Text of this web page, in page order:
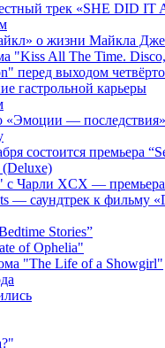
трек «SHE DID IT
о жизни Майкла
"Kiss All The Time.
перед выходом
гастрольной карьеры
«Эмоции — последствия»
состоится премьера
с Чарли XCX —
— саундтрек к фильму
Stories”
of Ophelia"
"The Life of a Showgirl"